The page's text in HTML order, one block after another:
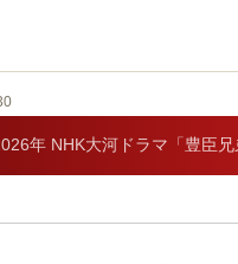
年 NHK大河ドラマ「豊臣